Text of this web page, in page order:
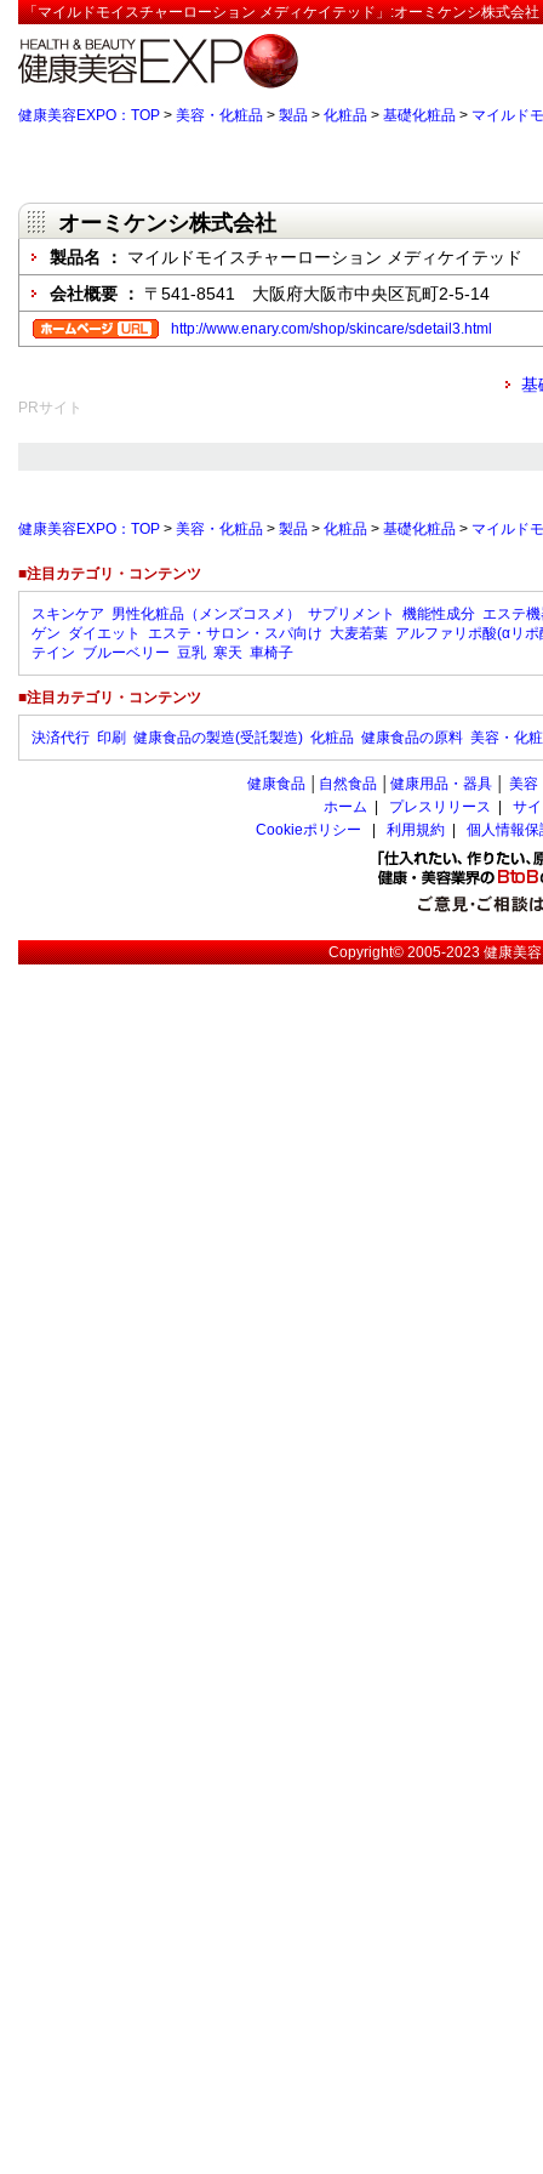
「マイルドモイスチャーローション メディケイテッド」:オーミケンシ株式会
健康美容EXPO：TOP > 美容・化粧品 > 製品 > 化粧品 > 基礎化粧品 > マイルド
オーミケンシ株式会社
製品名 ： マイルドモイスチャーローション メディケイテッド
会社概要 ： 〒541-8541 大阪府大阪市中央区瓦町2-5-14
http://www.enary.com/shop/skincare/sdetail3.html
基
PRサイト
健康美容EXPO：TOP > 美容・化粧品 > 製品 > 化粧品 > 基礎化粧品 > マイルド
■注目カテゴリ・コンテンツ
スキンケア 男性化粧品（メンズコスメ） サプリメント 機能性成分 エステ
ゲン ダイエット エステ・サロン・スパ向け 大麦若葉 アルファリポ酸(αリポ
テイン ブルーベリー 豆乳 寒天 車椅子
■注目カテゴリ・コンテンツ
決済代行 印刷 健康食品の製造(受託製造) 化粧品 健康食品の原料 美容・化
健康食品 自然食品 健康用品・器具 美容
ホーム
プレスリリース
サ
Cookieポリシー
利用規約 個人情報
Copyright© 2005-2023健康美